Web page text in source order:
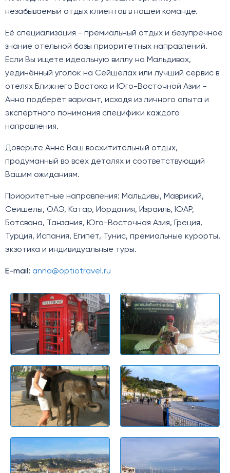
незабываемый отдых клиентов в нашей команде.
Её специализация - премиальный отдых и безупречное
знание отельной базы приоритетных направлений.
Если Вы ищете идеальную виллу на Мальдивах,
уединённый уголок на Сейшелах или лучший сервис в
отелях Ближнего Востока и Юго-Восточной Азии -
Анна подберёт вариант, исходя из личного опыта и
экспертного понимания специфики каждого
направления.
Доверьте Анне Ваш восхитительный отдых,
продуманный во всех деталях и соответствующий
Вашим ожиданиям.
Приоритетные направления: Мальдивы, Маврикий,
Сейшелы, ОАЭ, Катар, Иордания, Израиль, ЮАР,
Ботсвана, Танзания, Юго-Восточная Азия, Греция,
Турция, Испания, Египет, Тунис, премиальные курорты,
экзотика и индивидуальные туры.
E-mail: anna@optiotravel.ru